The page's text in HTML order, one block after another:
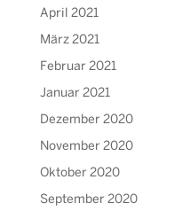
April 2021
März 2021
Februar 2021
Januar 2021
Dezember 2020
November 2020
Oktober 2020
September 2020